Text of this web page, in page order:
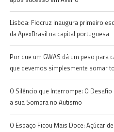
Lisboa: Fiocruz inaugura primeiro
da ApexBrasil na capital portuguesa
Por que um GWAS dá um peso para
que devemos simplesmente somar
O Silêncio que Interrompe: O
a sua Sombra no Autismo
O Espaço Ficou Mais Doce: Açúcar